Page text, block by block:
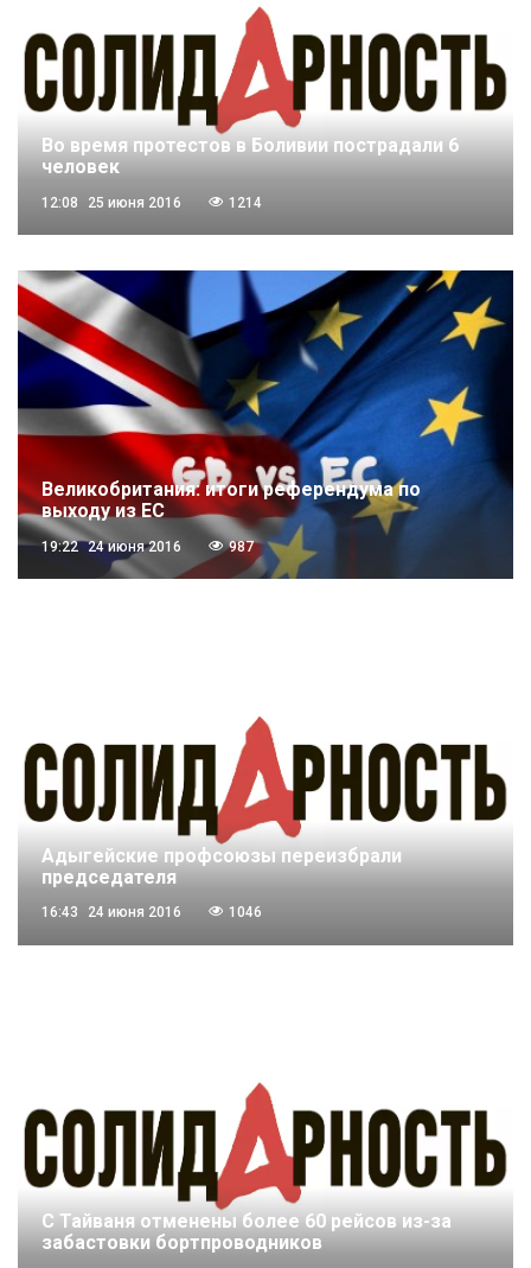
Во время протестов в Боливии пострадали 6
человек
12:08 25 июня 2016 1214
Великобритания: итоги референдума по
выходу из ЕС
19:22 24 июня 2016 987
Адыгейские профсоюзы переизбрали
председателя
16:43 24 июня 2016 1046
С Тайваня отменены более 60 рейсов из-за
забастовки бортпроводников